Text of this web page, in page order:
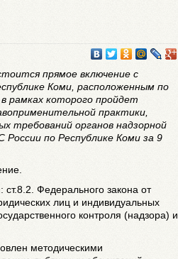
прямое включение с
Коми, расположенным по
рамках которого пройдет
практики,
требований органов надзорной
по Республике Коми за 9
Федерального закона от
лиц и индивидуальных
контроля (надзора) и
методическими